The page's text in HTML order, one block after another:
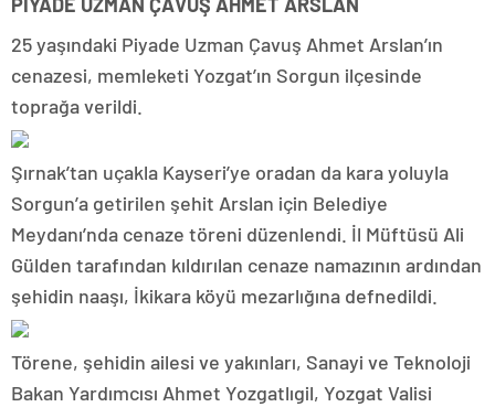
25 yaşındaki Piyade Uzman Çavuş Ahmet Arslan’ın
cenazesi, memleketi Yozgat’ın Sorgun ilçesinde
toprağa verildi.
Şırnak’tan uçakla Kayseri’ye oradan da kara yoluyla
Sorgun’a getirilen şehit Arslan için Belediye
Meydanı’nda cenaze töreni düzenlendi. İl Müftüsü Ali
Gülden tarafından kıldırılan cenaze namazının ardından
şehidin naaşı, İkikara köyü mezarlığına defnedildi.
Törene, şehidin ailesi ve yakınları, Sanayi ve Teknoloji
Bakan Yardımcısı Ahmet Yozgatlıgil, Yozgat Valisi